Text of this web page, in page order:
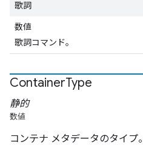
歌詞
数値
歌詞コマンド。
ContainerType
静的
数値
コンテナ メタデータのタイプ。